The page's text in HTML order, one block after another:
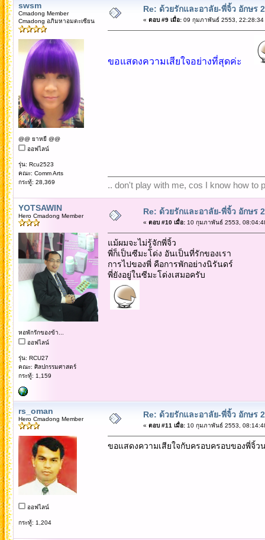
swsm
Cmadong Member
Cmadong อภิมหาอมตะเซียน
@@ ยาหยี @@
ออฟไลน์
รุ่น: Rcu2523
คณะ: Comm Arts
กระทู้: 28,369
Re: ด้วยรักและอาลัย-พี่จิ้ว อักษร
« ตอบ #9 เมื่อ:09 กุมภาพันธ์ 2553, 22:28:34
ขอแสดงความเสียใจอย่างที่สุดค่ะ
.. don't play with me, cos I know how to
YOTSAWIN
Hero Cmadong Member
หอพักรักของข้า...
ออฟไลน์
รุ่น: RCU27
คณะ: ศิลปกรรมศาสตร์
กระทู้: 1,159
Re: ด้วยรักและอาลัย-พี่จิ้ว อักษร
« ตอบ #10 เมื่อ:10 กุมภาพันธ์ 2553,
แม้ผมจะไม่รู้จักพี่จิ้ว
พี่ก็เป็นซีมะโด่ง อันเป็นที่รักของเรา
การไปของพี่ คือการพักอย่างนิรันดร์
พี่ยังอยู่ในซีมะโด่งเสมอครับ
rs_oman
Hero Cmadong Member
ออฟไลน์
กระทู้: 1,204
Re: ด้วยรักและอาลัย-พี่จิ้ว อักษร
« ตอบ #11 เมื่อ:10 กุมภาพันธ์ 2553,
ขอแสดงความเสียใจกับครอบครอบของพี่จิ้ว